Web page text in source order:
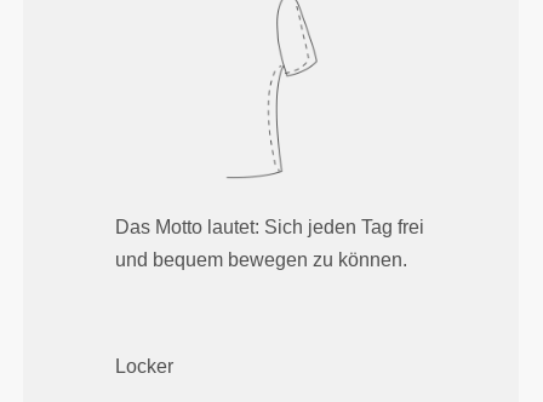
Das Motto lautet: Sich jeden Tag frei
und bequem bewegen zu können.
Locker